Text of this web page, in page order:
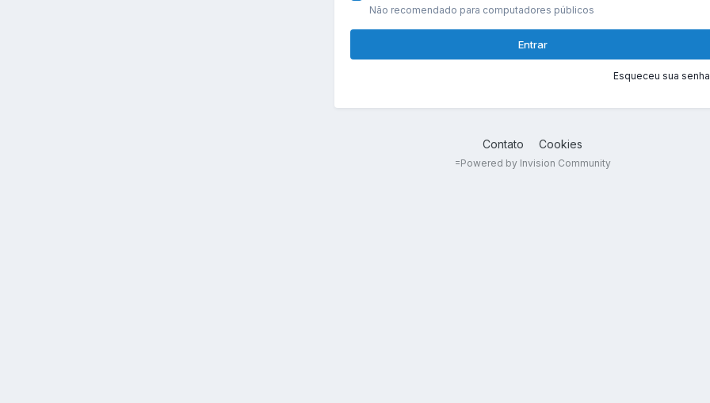
Não recomendado para computadores públicos
Entrar
Esqueceu sua
Contato Cookies
=Powered by Invision Community